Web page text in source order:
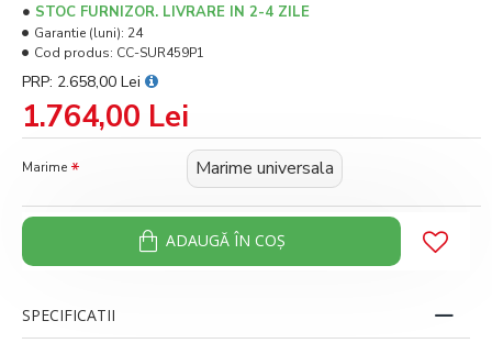
1.764,00 Lei
PRP: 2.658,00 Lei
STOC FURNIZOR. LIVRARE IN 2-4 ZILE
Garantie (luni): 24
Cod produs: CC-SUR459P1
Marime Marime universala
ADAUGĂ ÎN COŞ
SPECIFICATII